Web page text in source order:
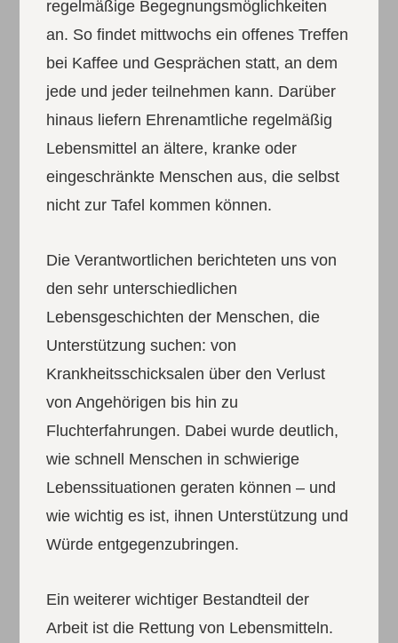
regelmäßige Begegnungsmöglichkeiten
an. So findet mittwochs ein offenes Treffen
bei Kaffee und Gesprächen statt, an dem
jede und jeder teilnehmen kann. Darüber
hinaus liefern Ehrenamtliche regelmäßig
Lebensmittel an ältere, kranke oder
eingeschränkte Menschen aus, die selbst
nicht zur Tafel kommen können.
Die Verantwortlichen berichteten uns von
den sehr unterschiedlichen
Lebensgeschichten der Menschen, die
Unterstützung suchen: von
Krankheitsschicksalen über den Verlust
von Angehörigen bis hin zu
Fluchterfahrungen. Dabei wurde deutlich,
wie schnell Menschen in schwierige
Lebenssituationen geraten können – und
wie wichtig es ist, ihnen Unterstützung und
Würde entgegenzubringen.
Ein weiterer wichtiger Bestandteil der
Arbeit ist die Rettung von Lebensmitteln.